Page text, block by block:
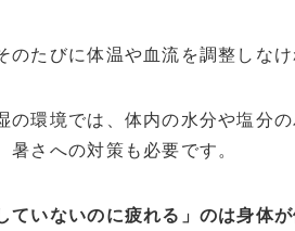
のたびに体温や血流を調整しな
の環境では、体内の水分や塩分
暑さへの対策も必要です。
ていないのに疲れる」のは身体